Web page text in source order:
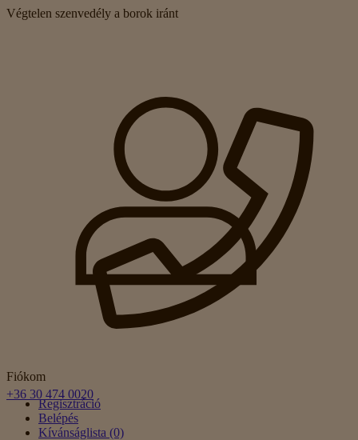
Végtelen szenvedély a borok iránt
Fiókom
Regisztráció
Belépés
Kívánságlista (0)
+36 30 474 0020